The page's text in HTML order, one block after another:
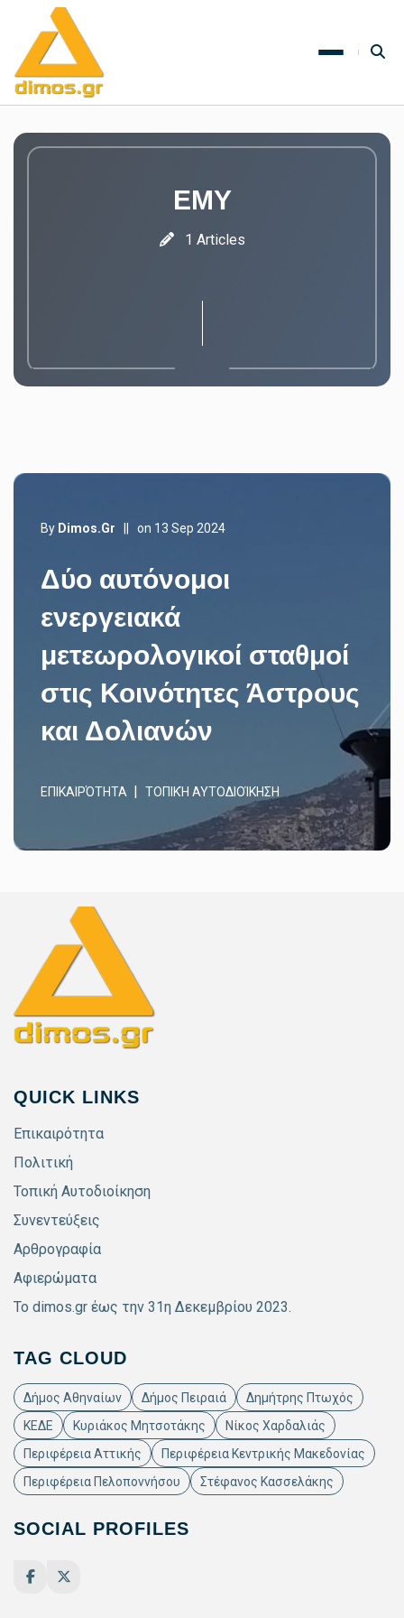
ΕΜΥ
1 Articles
By Dimos.gr on 13 Sep 2024
Δύο αυτόνομοι
ενεργειακά
μετεωρολογικοί σταθμοί
στις Κοινότητες Άστρους
και Δολιανών
ΕΠΙΚΑΙΡΌΤΗΤΑ ΤΟΠΙΚΉ ΑΥΤΟΔΙΟΊΚΗΣΗ
QUICK LINKS
Επικαιρότητα
Πολιτική
Τοπική Αυτοδιοίκηση
Συνεντεύξεις
Αρθρογραφία
Αφιερώματα
Το dimos.gr έως την 31η Δεκεμβρίου 2023.
TAG CLOUD
Δήμος Αθηναίων Δήμος Πειραιά
Δημήτρης Πτωχός
ΚΕΔΕ
Κυριάκος Μητσοτάκης
Νίκος Χαρδαλιάς
Περιφέρεια Αττικής
Περιφέρεια Κεντρικής Μακεδονίας
Περιφέρεια Πελοποννήσου
Στέφανος Κασσελάκης
SOCIAL PROFILES